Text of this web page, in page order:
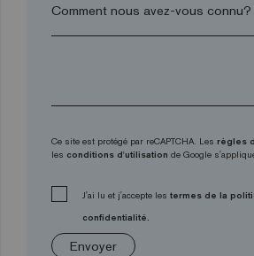
Ce site est protégé par reCAPTCHA. Les règles
les conditions d'utilisation de Google
J'ai lu et j'accepte les termes de la
confidentialité.
Envoyer